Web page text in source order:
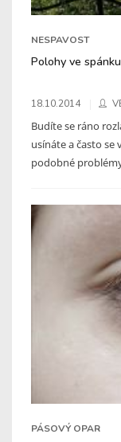
NESPAVOST
Polohy ve
18.10.2014
Budíte se ráno
usínáte a často
podobné
PÁSOVÝ OPAR